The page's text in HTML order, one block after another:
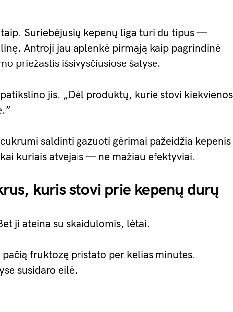
Suriebėjusių kepenų liga turi du tipus —
Antroji jau aplenkė pirmąją kaip pagrindinė
priežastis išsivysčiusiose šalyse.
jis. „Dėl produktų, kurie stovi kiekvienos
saldinti gazuoti gėrimai pažeidžia kepenis
kuriais atvejais — ne mažiau efektyviai.
kuris stovi prie kepenų durų
ji ateina su skaidulomis, lėtai.
fruktozę pristato per kelias minutes.
susidaro eilė.